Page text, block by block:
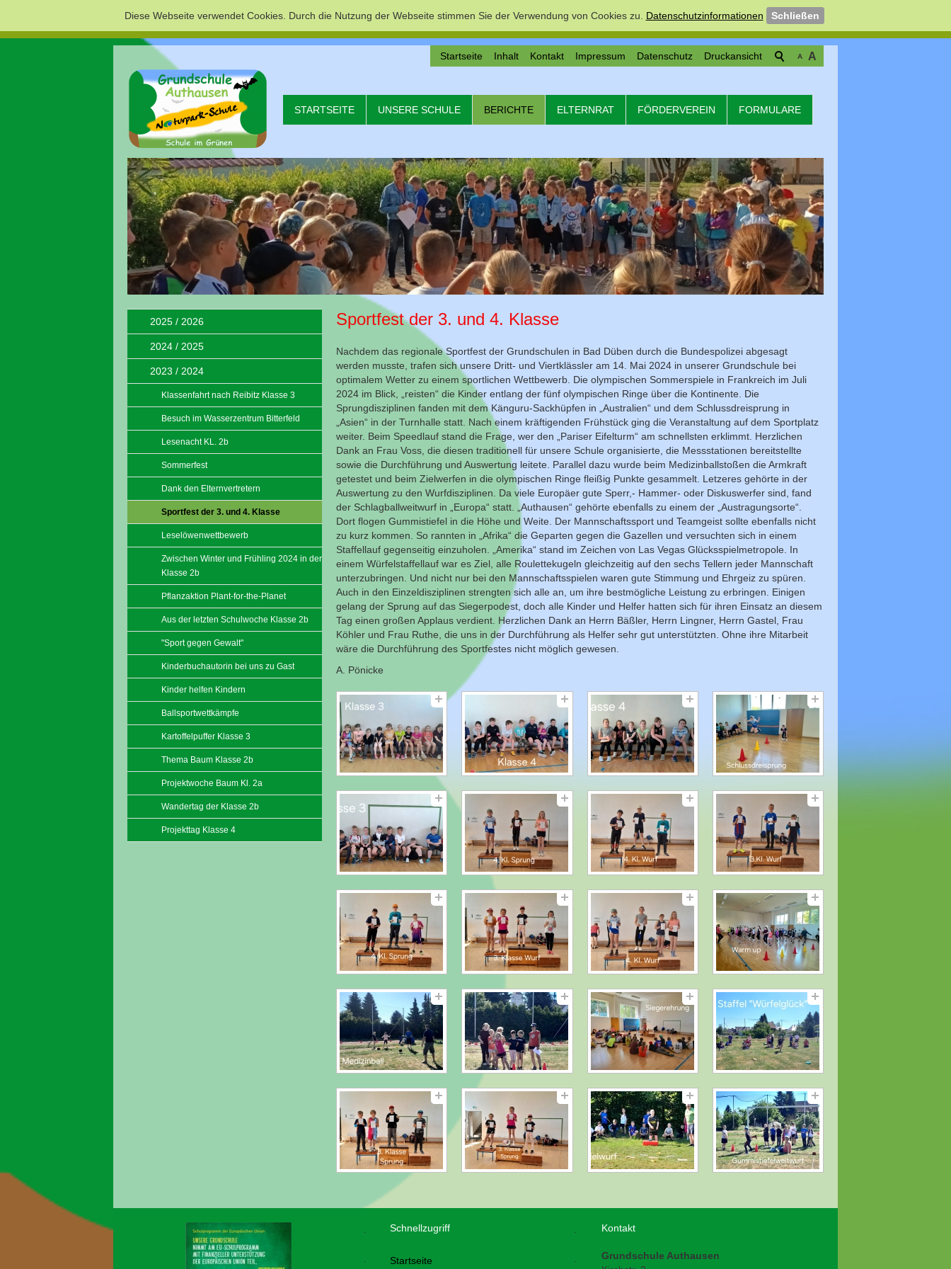
Diese Webseite verwendet Cookies. Durch die Nutzung der Webseite stimmen Sie der Verwendung von Cookies zu. Datenschutzinformationen Schließen
A A
Startseite Inhalt Kontakt Impressum Datenschutz Druckansicht
STARTSEITE UNSERE SCHULE BERICHTE ELTERNRAT FÖRDERVEREIN FORMULARE
2025 / 2026
2024 / 2025
2023 / 2024
Klassenfahrt nach Reibitz Klasse 3
Besuch im Wasserzentrum Bitterfeld
Lesenacht KL. 2b
Sommerfest
Dank den Elternvertretern
Sportfest der 3. und 4. Klasse
Leselöwenwettbewerb
Zwischen Winter und Frühling 2024 in der
Klasse 2b
Pflanzaktion Plant-for-the-Planet
Aus der letzten Schulwoche Klasse 2b
"Sport gegen Gewalt"
Kinderbuchautorin bei uns zu Gast
Kinder helfen Kindern
Ballsportwettkämpfe
Kartoffelpuffer Klasse 3
Thema Baum Klasse 2b
Projektwoche Baum Kl. 2a
Wandertag der Klasse 2b
Projekttag Klasse 4
Sportfest der 3. und 4. Klasse
Nachdem das regionale Sportfest der Grundschulen in Bad Düben durch die Bundespolizei abgesagt
werden musste, trafen sich unsere Dritt- und Viertklässler am 14. Mai 2024 in unserer Grundschule bei
optimalem Wetter zu einem sportlichen Wettbewerb. Die olympischen Sommerspiele in Frankreich im Juli
2024 im Blick, „reisten“ die Kinder entlang der fünf olympischen Ringe über die Kontinente. Die
Sprungdisziplinen fanden mit dem Känguru-Sackhüpfen in „Australien“ und dem Schlussdreisprung in
„Asien“ in der Turnhalle statt. Nach einem kräftigenden Frühstück ging die Veranstaltung auf dem Sportplatz
weiter. Beim Speedlauf stand die Frage, wer den „Pariser Eifelturm“ am schnellsten erklimmt. Herzlichen
Dank an Frau Voss, die diesen traditionell für unsere Schule organisierte, die Messstationen bereitstellte
sowie die Durchführung und Auswertung leitete. Parallel dazu wurde beim Medizinballstoßen die Armkraft
getestet und beim Zielwerfen in die olympischen Ringe fleißig Punkte gesammelt. Letzeres gehörte in der
Auswertung zu den Wurfdisziplinen. Da viele Europäer gute Sperr,- Hammer- oder Diskuswerfer sind, fand
der Schlagballweitwurf in „Europa“ statt. „Authausen“ gehörte ebenfalls zu einem der „Austragungsorte“.
Dort flogen Gummistiefel in die Höhe und Weite. Der Mannschaftssport und Teamgeist sollte ebenfalls nicht
zu kurz kommen. So rannten in „Afrika“ die Geparten gegen die Gazellen und versuchten sich in einem
Staffellauf gegenseitig einzuholen. „Amerika“ stand im Zeichen von Las Vegas Glücksspielmetropole. In
einem Würfelstaffellauf war es Ziel, alle Roulettekugeln gleichzeitig auf den sechs Tellern jeder Mannschaft
unterzubringen. Und nicht nur bei den Mannschaftsspielen waren gute Stimmung und Ehrgeiz zu spüren.
Auch in den Einzeldisziplinen strengten sich alle an, um ihre bestmögliche Leistung zu erbringen. Einigen
gelang der Sprung auf das Siegerpodest, doch alle Kinder und Helfer hatten sich für ihren Einsatz an diesem
Tag einen großen Applaus verdient. Herzlichen Dank an Herrn Bäßler, Herrn Lingner, Herrn Gastel, Frau
Köhler und Frau Ruthe, die uns in der Durchführung als Helfer sehr gut unterstützten. Ohne ihre Mitarbeit
wäre die Durchführung des Sportfestes nicht möglich gewesen.
A. Pönicke
Schnellzugriff
Startseite
Kontakt
Grundschule Authausen